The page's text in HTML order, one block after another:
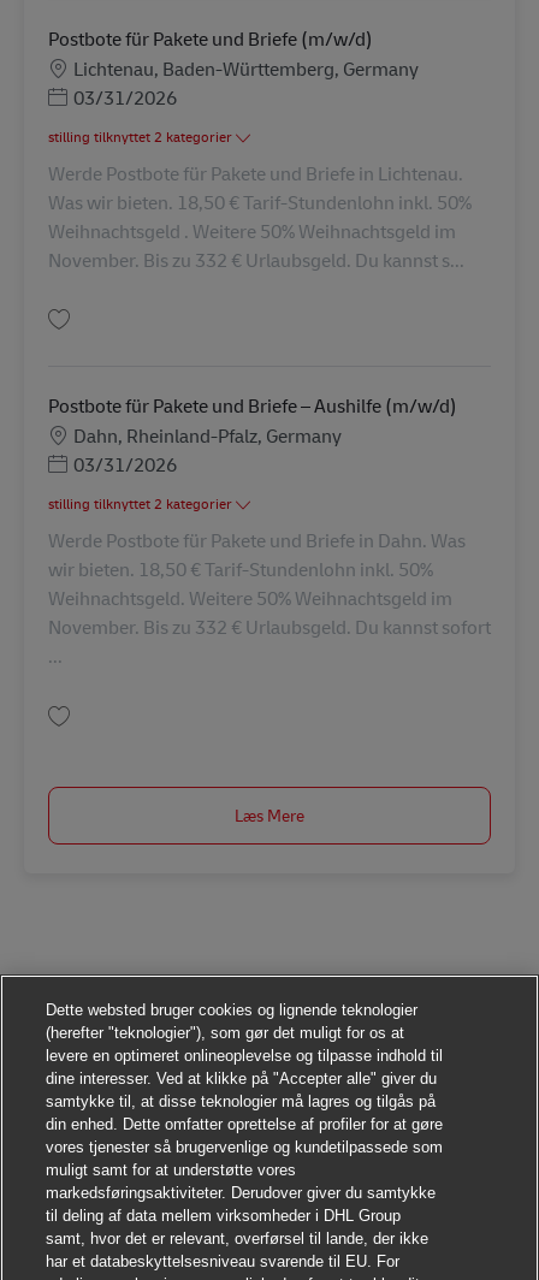
Postbote für Pakete und Briefe (m/w/d)
Lokation
Lichtenau, Baden-Württemberg, Germany
Posted Date
03/31/2026
stilling tilknyttet 2 kategorier
Werde Postbote für Pakete und Briefe in Lichtenau.
Was wir bieten. 18,50 € Tarif-Stundenlohn inkl. 50%
Weihnachtsgeld . Weitere 50% Weihnachtsgeld im
November. Bis zu 332 € Urlaubsgeld. Du kannst s...
Postbote für Pakete und Briefe – Aushilfe (m/w/d)
Lokation
Dahn, Rheinland-Pfalz, Germany
Posted Date
03/31/2026
stilling tilknyttet 2 kategorier
Werde Postbote für Pakete und Briefe in Dahn. Was
wir bieten. 18,50 € Tarif-Stundenlohn inkl. 50%
Weihnachtsgeld. Weitere 50% Weihnachtsgeld im
November. Bis zu 332 € Urlaubsgeld. Du kannst sofort
...
Læs Mere
Dette websted bruger cookies og lignende teknologier
(herefter "teknologier"), som gør det muligt for os at
levere en optimeret onlineoplevelse og tilpasse indhold til
dine interesser. Ved at klikke på "Accepter alle" giver du
samtykke til, at disse teknologier må lagres og tilgås på
din enhed. Dette omfatter oprettelse af profiler for at gøre
vores tjenester så brugervenlige og kundetilpassede som
muligt samt for at understøtte vores
markedsføringsaktiviteter. Derudover giver du samtykke
til deling af data mellem virksomheder i DHL Group
samt, hvor det er relevant, overførsel til lande, der ikke
har et databeskyttelsesniveau svarende til EU. For